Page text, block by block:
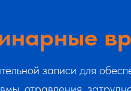
записи для